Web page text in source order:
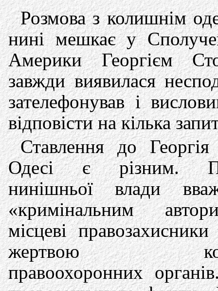
Розмова з колишнім
нині мешкає у
Америки Георгієм
завжди виявилася
зателефонував і
відповісти на кілька
Ставлення до
Одесі є різним.
нинішньої влади
«кримінальним
місцеві
жертвою
правоохоронних